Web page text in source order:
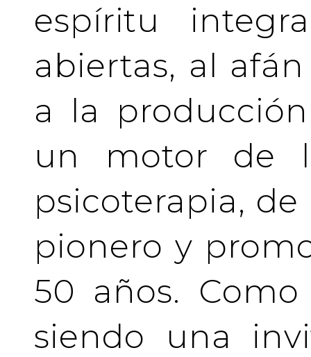
espíritu
abiertas, al
a la
un motor de
psicoterapia,
pionero y
50 años.
siendo una